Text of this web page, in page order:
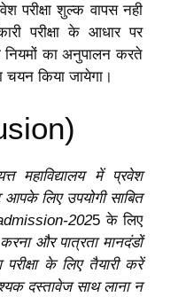
परीक्षा शुल्क वापस नही
परीक्षा के आधार पर
नियमों का अनुपालन करते
चयन किया जायेगा।
महाविद्यालय में प्रवेश
आपके लिए उपयोगी साबित
2025 के लिए
और पात्रता मानदंडों
के लिए तैयारी करें
दस्तावेज साथ लाना न